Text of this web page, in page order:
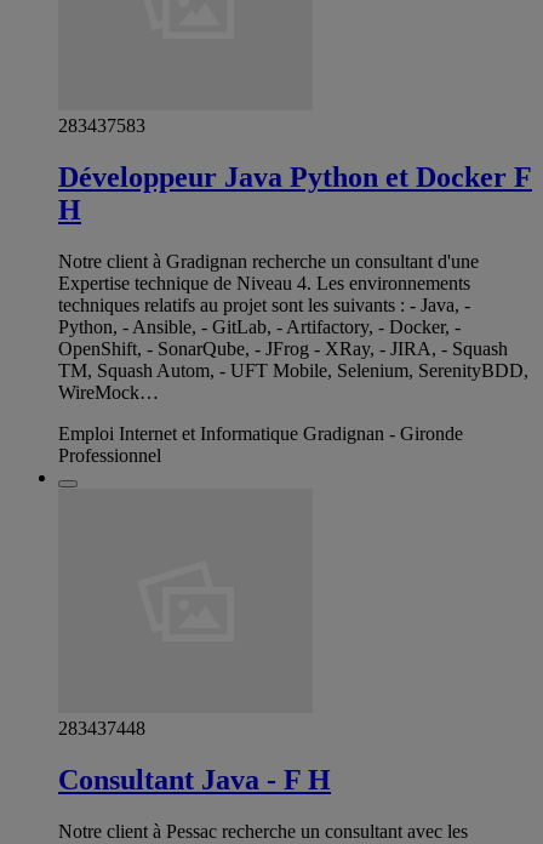
283437583
Développeur Java Python et Docker F
H
Notre client à Gradignan recherche un consultant d'une
Expertise technique de Niveau 4. Les environnements
techniques relatifs au projet sont les suivants : - Java, -
Python, - Ansible, - GitLab, - Artifactory, - Docker, -
OpenShift, - SonarQube, - JFrog - XRay, - JIRA, - Squash
TM, Squash Autom, - UFT Mobile, Selenium, SerenityBDD,
WireMock…
Emploi Internet et Informatique Gradignan - Gironde
Professionnel
283437448
Consultant Java - F H
Notre client à Pessac recherche un consultant avec les